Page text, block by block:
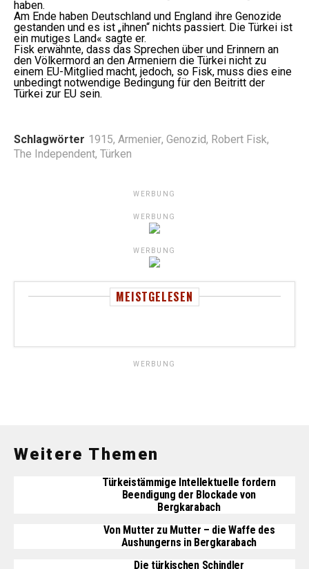
haben.
Am Ende haben Deutschland und England ihre Genozide
gestanden und es ist „ihnen“ nichts passiert. Die Türkei ist
ein mutiges Land« sagte er.
Fisk erwähnte, dass das Sprechen über und Erinnern an
den Völkermord an den Armeniern die Türkei nicht zu
einem EU-Mitglied macht, jedoch, so Fisk, muss dies eine
unbedingt notwendige Bedingung für den Beitritt der
Türkei zur EU sein.
Schlagwörter 1915, Armenier, Genozid, Robert Fisk,
The Independent, Türken
WERBUNG
WERBUNG
WERBUNG
MEISTGELESEN
WERBUNG
Weitere Themen
Türkeistämmige Intellektuelle fordern
Beendigung der Blockade von
Bergkarabach
Von Mutter zu Mutter – die Waffe des
Aushungerns in Bergkarabach
Die türkischen Schindler